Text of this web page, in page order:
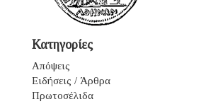
Κατηγορίες
Απόψεις
Ειδήσεις / Άρθρα
Πρωτοσέλιδα